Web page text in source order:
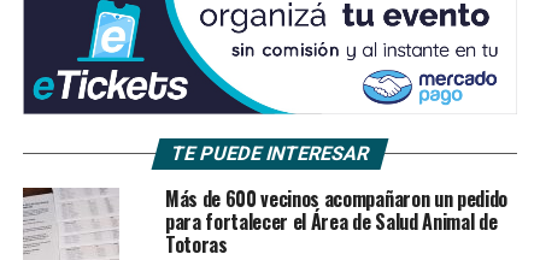
TE PUEDE INTERESAR
Más de 600 vecinos acompañaron un pedido
para fortalecer el Área de Salud Animal de
Totoras